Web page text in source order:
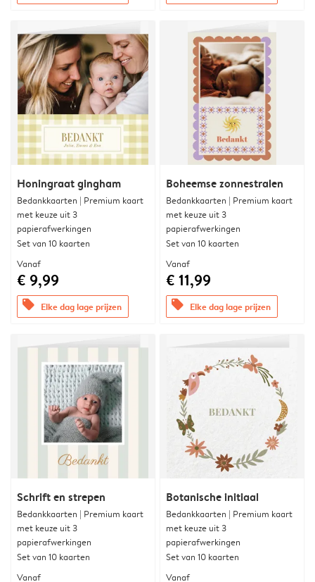
Honingraat gingham
Bedankkaarten | Premium kaart
met keuze uit 3
papierafwerkingen
Set van 10 kaarten
Vanaf
€ 9,99
offers Elke dag lage prijzen
Boheemse zonnestralen
Bedankkaarten | Premium kaart
met keuze uit 3
papierafwerkingen
Set van 10 kaarten
Vanaf
€ 11,99
offers Elke dag lage prijzen
Schrift en strepen
Bedankkaarten | Premium kaart
met keuze uit 3
papierafwerkingen
Set van 10 kaarten
Vanaf
Botanische initiaal
Bedankkaarten | Premium kaart
met keuze uit 3
papierafwerkingen
Set van 10 kaarten
Vanaf